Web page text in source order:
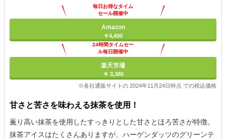
毎日お得なタイム
セール開催中
Amazon
￥4,400
24時間タイムセー
ル毎日開催中
楽天市場
￥ 3,380
※各社通販サイトの 2024年11月24日時点 での税込価格
甘さと苦さを味わえる抹茶を使用！
薫り高い抹茶を使用したすっきりとした甘さとほろ苦さが特徴。
抹茶アイスはたくさんありますが、ハーゲンダッツのグリーンテ